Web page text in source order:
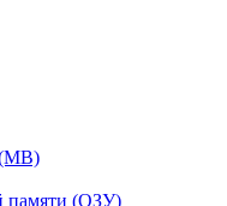
памяти (ОЗУ)